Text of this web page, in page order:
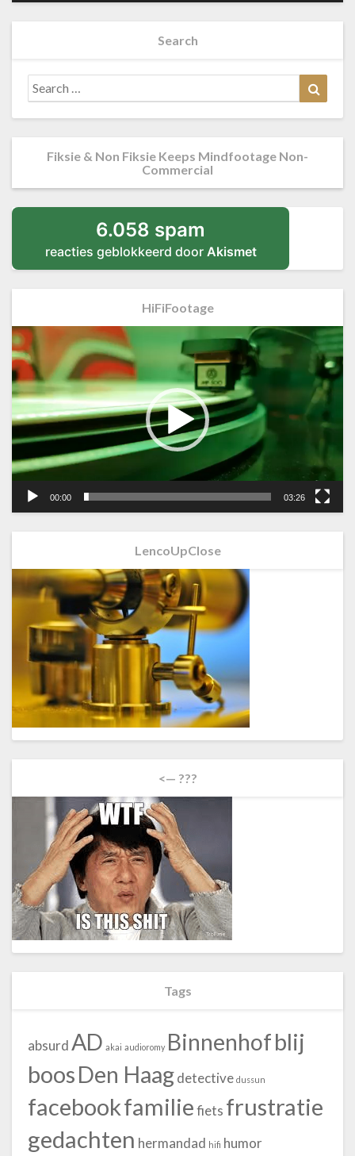
Search
Search
for:
Fiksie & Non Fiksie Keeps Mindfootage Non-
Commercial
6.058 spam
reacties geblokkeerd door Akismet
HiFiFootage
Videospeler
00:00 03:26
LencoUpClose
<— ???
Tags
absurdAD akai audioromy Binnenhofblij
boosDen Haagdetective dussun
facebookfamiliefiets frustratie
gedachten hermandad hifi humor